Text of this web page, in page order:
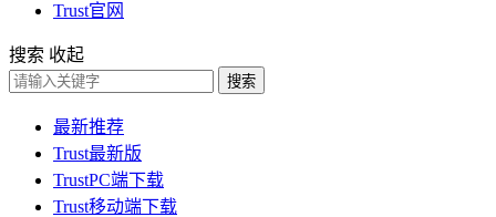
Trust官网
搜索 收起
搜索
最新推荐
Trust最新版
TrustPC端下载
Trust移动端下载